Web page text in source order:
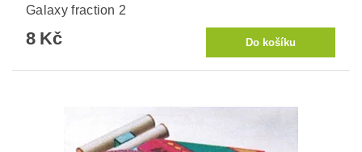
Galaxy fraction 2
8 Kč